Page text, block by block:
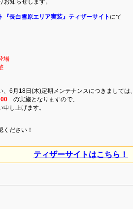
お知らせします。
『長白雪原エリア実装』ティザーサイト にて
場
、6月18日(木)定期メンテナンスにつきましては
の実施となりますので、
し上げます。
ださい！
ティザーサイトはこちら！